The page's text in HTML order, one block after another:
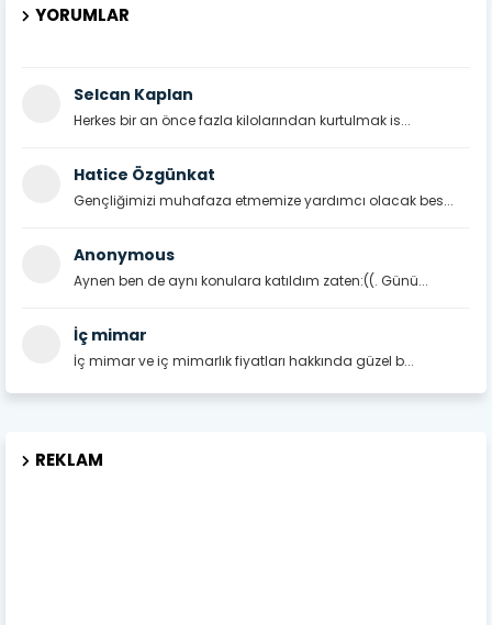
YORUMLAR
Selcan Kaplan
Herkes bir an önce fazla kilolarından kurtulmak is...
Hatice Özgünkat
Gençliğimizi muhafaza etmemize yardımcı olacak bes...
Anonymous
Aynen ben de aynı konulara katıldım zaten:((. Günü...
İç mimar
İç mimar ve iç mimarlık fiyatları hakkında güzel b...
REKLAM